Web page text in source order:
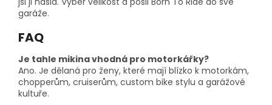
garáže.
FAQ
Je tahle mikina vhodná pro motorkářky?
Ano. Je dělaná pro ženy, které mají blízko k motorkám,
chopperům, cruiserům, custom bike stylu a garážové
kultuře.